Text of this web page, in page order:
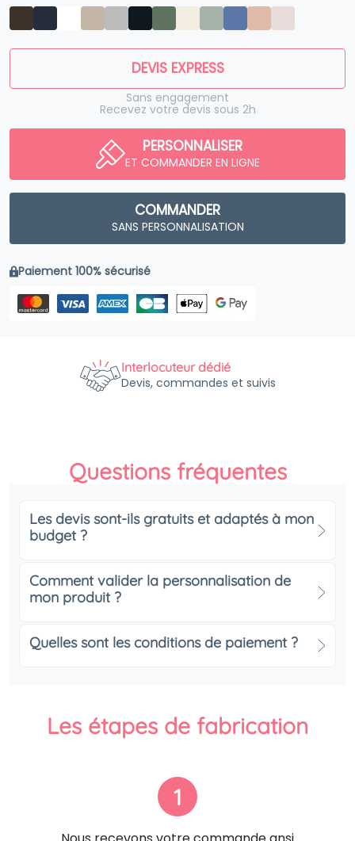
DEVIS EXPRESS
Sans engagement
Recevez votre devis sous 2h
PERSONNALISER
ET COMMANDER EN LIGNE
COMMANDER
SANS PERSONNALISATION
Paiement 100% sécurisé
Interlocuteur dédié
Devis, commandes et suivis
Questions fréquentes
Les devis sont-ils gratuits et adaptés à mon
budget ?
Comment valider la personnalisation de
mon produit ?
Quelles sont les conditions de paiement ?
Les étapes de fabrication
1